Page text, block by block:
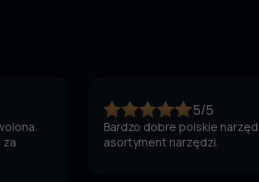
za
5/5
Bardzo dobre polskie
asortyment narzędzi.